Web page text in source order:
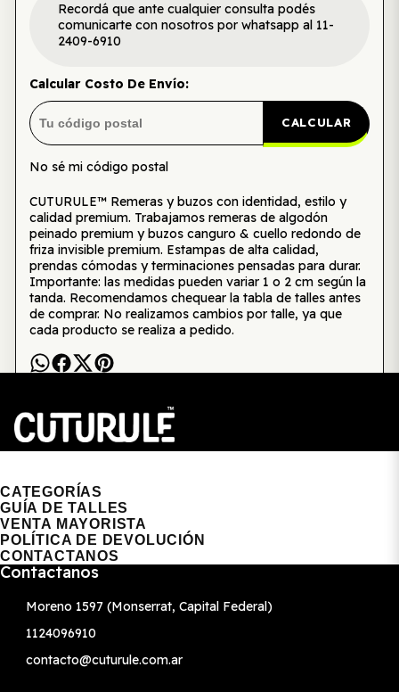
Recordá que ante cualquier consulta podés
comunicarte con nosotros por whatsapp al 11-
2409-6910
Calcular Costo De Envío:
CALCULAR
No sé mi código postal
CUTURULE™ Remeras y buzos con identidad, estilo y
calidad premium. Trabajamos remeras de algodón
peinado premium y buzos canguro & cuello redondo de
friza invisible premium. Estampas de alta calidad,
prendas cómodas y terminaciones pensadas para durar.
Importante: las medidas pueden variar 1 o 2 cm según la
tanda. Recomendamos chequear la tabla de talles antes
de comprar. No realizamos cambios por talle, ya que
cada producto se realiza a pedido.
CATEGORÍAS
GUÍA DE TALLES
VENTA MAYORISTA
POLÍTICA DE DEVOLUCIÓN
CONTACTANOS
Contactanos
Moreno 1597 (Monserrat, Capital Federal)
1124096910
contacto@cuturule.com.ar